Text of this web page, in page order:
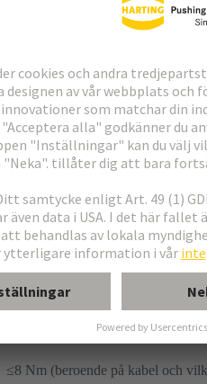
Tillbehör
Han-Compact®
Kabelförskruvning
till kabel till kabel chassihus
≤8 Nm (beroende på kabel och